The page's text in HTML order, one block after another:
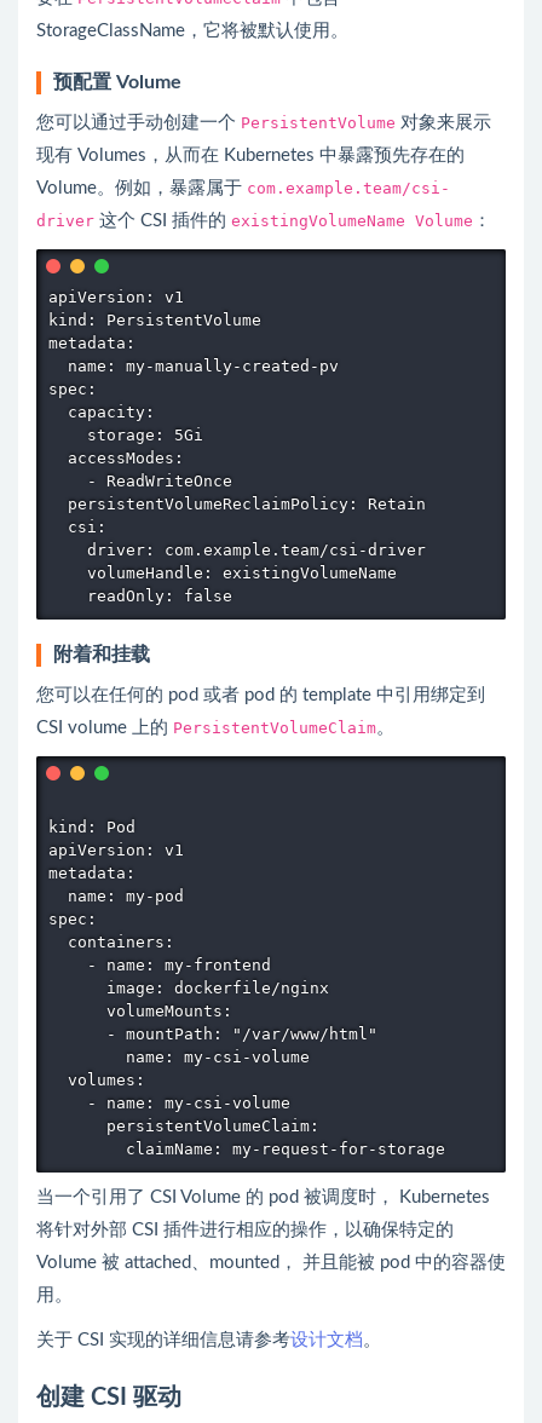
StorageClassName，它将被默认使用。
预配置 Volume
您可以通过手动创建一个 PersistentVolume 对象来展示
现有 Volumes，从而在 Kubernetes 中暴露预先存在的
Volume。例如，暴露属于 com.example.team/csi-
driver 这个 CSI 插件的 existingVolumeName Volume ：
apiVersion: v1
kind: PersistentVolume
metadata:
  name: my-manually-created-pv
spec:
  capacity:
    storage: 5Gi
  accessModes:
    - ReadWriteOnce
  persistentVolumeReclaimPolicy: Retain
  csi:
    driver: com.example.team/csi-driver
    volumeHandle: existingVolumeName
附着和挂载
您可以在任何的 pod 或者 pod 的 template 中引用绑定到
CSI volume 上的 PersistentVolumeClaim。
kind: Pod
apiVersion: v1
metadata:
  name: my-pod
spec:
  containers:
    - name: my-frontend
      image: dockerfile/nginx
      volumeMounts:
      - mountPath: "/var/www/html"
        name: my-csi-volume
  volumes:
    - name: my-csi-volume
      persistentVolumeClaim:
当一个引用了 CSI Volume 的 pod 被调度时， Kubernetes
将针对外部 CSI 插件进行相应的操作，以确保特定的
Volume 被 attached、mounted， 并且能被 pod 中的容器使
用。
关于 CSI 实现的详细信息请参考设计文档 。
创建 CSI 驱动